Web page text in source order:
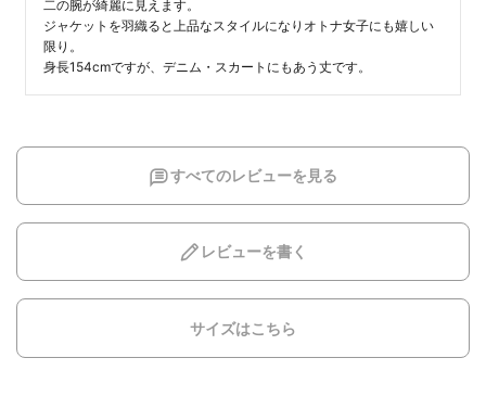
二の腕が綺麗に見えます。
ジャケットを羽織ると上品なスタイルになりオトナ女子にも嬉しい
限り。
身長154cmですが、デニム・スカートにもあう丈です。
すべてのレビューを見る
レビューを書く
サイズはこちら